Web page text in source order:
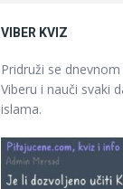
VIBER KVIZ
Pridruži se
Viberu i nauči svaki
islama.